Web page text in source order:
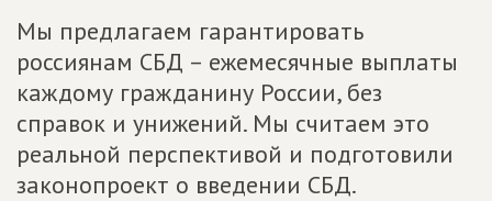
Мы предлагаем гарантировать
россиянам СБД – ежемесячные выплаты
каждому гражданину России, без
справок и унижений. Мы считаем это
реальной перспективой и подготовили
законопроект о введении СБД.